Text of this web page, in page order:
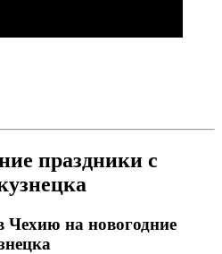
праздники с
на новогодние